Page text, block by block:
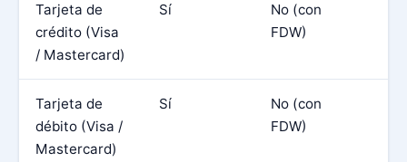
Tarjeta de
crédito (Visa
/ Mastercard)
Sí
No (con
FDW)
Tarjeta de
débito (Visa /
Mastercard)
Sí
No (con
FDW)